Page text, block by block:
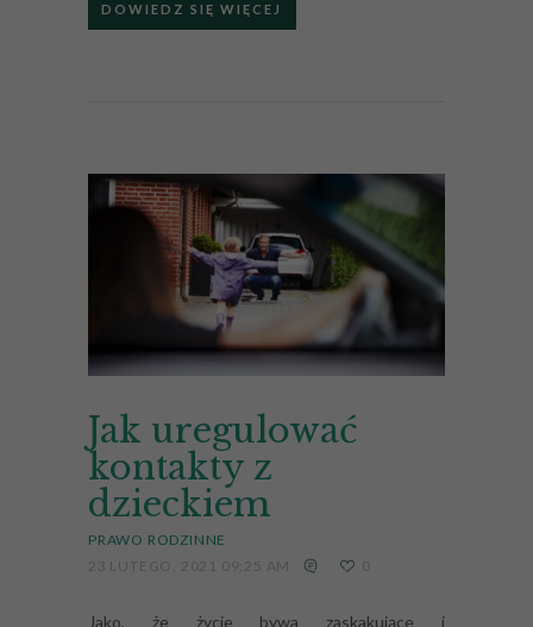
DOWIEDZ SIĘ WIĘCEJ
Jak uregulować
kontakty z
dzieckiem
PRAWO RODZINNE
23 LUTEGO, 2021 09:25 AM
0
Jako, że życie bywa zaskakujące i